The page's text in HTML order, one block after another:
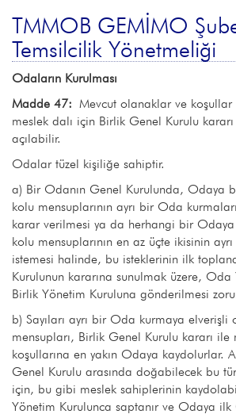
TMMOB GEMİMO
Temsilcilik Yönetmeliği
Odaların Kurulması
Madde 47: Mevcut olanaklar ve koşullar
meslek dalı için Birlik Genel Kurulu
açılabilir.
Odalar tüzel kişiliğe sahiptir.
a) Bir Odanın Genel Kurulunda, Odaya
kolu mensuplarının ayrı bir Oda
karar verilmesi ya da herhangi bir
kolu mensuplarının en az üçte ikisinin
istemesi halinde, bu isteklerinin ilk
Kurulunun kararına sunulmak üzere,
Birlik Yönetim Kuruluna gönderilmesi
b) Sayıları ayrı bir Oda kurmaya elverişli
mensupları, Birlik Genel Kurulu kararı ile
koşullarına en yakın Odaya kaydolurlar.
Genel Kurulu arasında doğabilecek bu
için, bu gibi meslek sahiplerinin
Yönetim Kurulunca saptanır ve Odaya